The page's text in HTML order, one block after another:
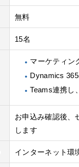
無料
15名
マーケティン
Dynamics
Teams連携し
お申込み確認後、
します
インターネット環